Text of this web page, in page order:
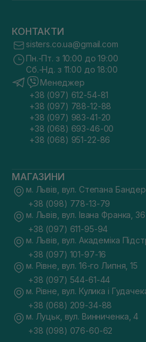
КОНТАКТИ
sisters.co.ua@gmail.com
Пн.-Пт. з 10:00 до 19:00
Сб.-Нд. з 11:00 до 18:00
Менеджер
+38 (097) 612-54-81
+38 (097) 788-12-88
+38 (097) 983-41-20
+38 (068) 693-46-00
+38 (068) 951-22-86
МАГАЗИНИ
м. Львів, вул. Степана
+38 (098) 778-13-79
м. Львів, вул. Івана Франка, 36
+38 (097) 611-95-94
м. Львів, вул. Академіка
+38 (097) 101-97-16
м. Рівне, вул. 16-го Липня, 15
+38 (097) 544-61-44
м. Рівне, вул. Кулика і
+38 (068) 209-34-88
м. Луцьк, вул. Винниченка, 4
+38 (098) 076-60-62